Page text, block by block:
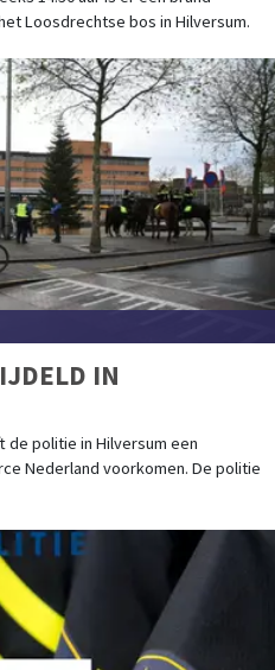
Loosdrechtse bos in Hilversum.
IN
de politie in Hilversum een
Nederland voorkomen. De politie